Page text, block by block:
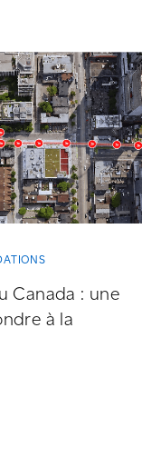
Canada : une
à la